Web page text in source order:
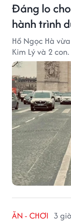
Đáng lo
hành trình
Hồ Ngọc Hà
Kim Lý và 2 con.
ĂN - CHƠI 3